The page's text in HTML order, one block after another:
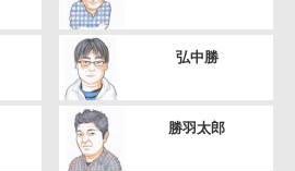
弘中勝
勝羽太郎